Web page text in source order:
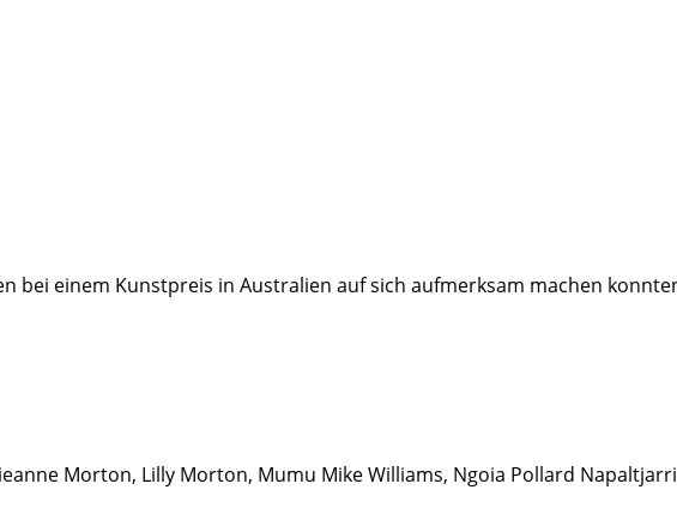
bei einem Kunstpreis in Australien auf sich aufmerksam machen
Morton, Lilly Morton, Mumu Mike Williams, Ngoia Pollard